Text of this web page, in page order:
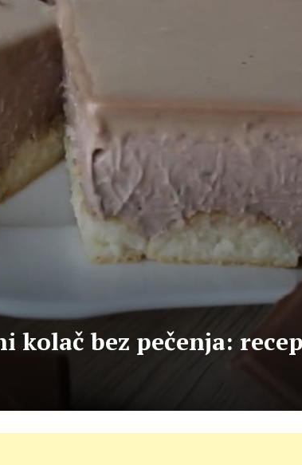
kolač bez pečenja: